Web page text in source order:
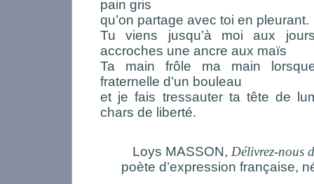
pain gris
qu’on partage avec toi en pleurant.
Tu viens jusqu’à moi aux
accroches une ancre aux maïs
Ta main frôle ma main
fraternelle d’un bouleau
et je fais tressauter ta tête de
chars de liberté.
Loys MASSON, Délivrez-nous
poète d’expression française,